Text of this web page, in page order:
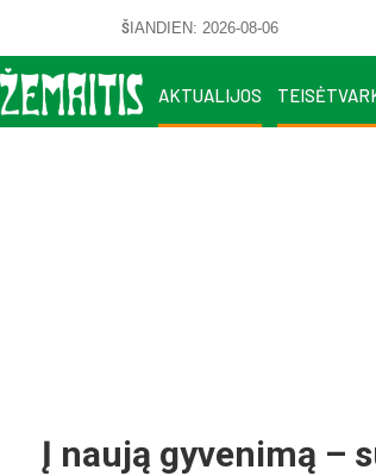
ŠIANDIEN: 2026-08-06
AKTUALIJOS
Į naują gyvenimą –